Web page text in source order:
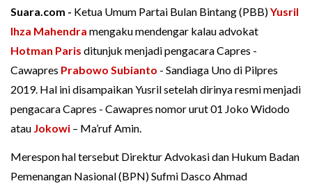
Suara.com - Ketua Umum Partai Bulan Bintang (PBB)Yusril
Ihza Mahendra mengaku mendengar kalau advokat
Hotman Paris ditunjuk menjadi pengacara Capres -
Cawapres Prabowo Subianto - Sandiaga Uno di Pilpres
2019. Hal ini disampaikan Yusril setelah dirinya resmi menjadi
pengacara Capres - Cawapres nomor urut 01 Joko Widodo
atau Jokowi – Ma’ruf Amin.
Merespon hal tersebut Direktur Advokasi dan Hukum Badan
Pemenangan Nasional (BPN) Sufmi Dasco Ahmad